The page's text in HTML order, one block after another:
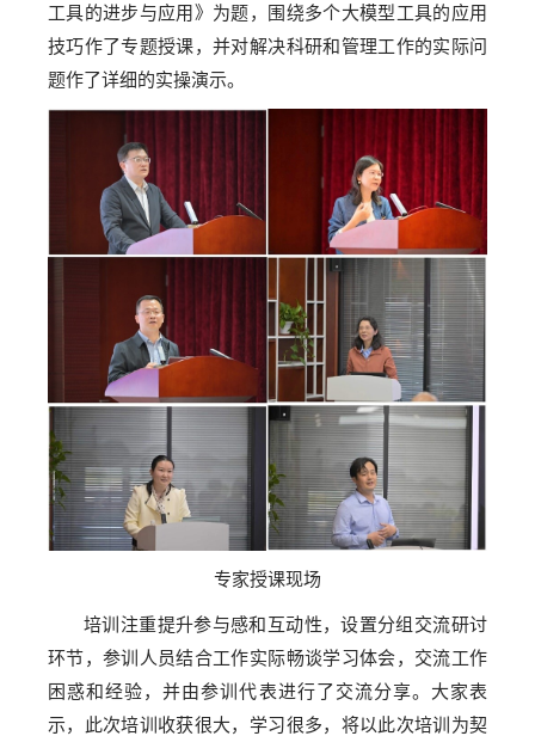
工具的进步与应用》为题，围绕多个大模型工具的应用
技巧作了专题授课，并对解决科研和管理工作的实际问
题作了详细的实操演示。
专家授课现场
培训注重提升参与感和互动性，设置分组交流研讨
环节，参训人员结合工作实际畅谈学习体会，交流工作
困惑和经验，并由参训代表进行了交流分享。大家表
示，此次培训收获很大，学习很多，将以此次培训为契